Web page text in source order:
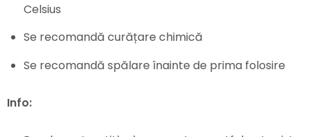
Celsius
Se recomandă curățare chimică
Se recomandă spălare înainte de prima folosire
Info: